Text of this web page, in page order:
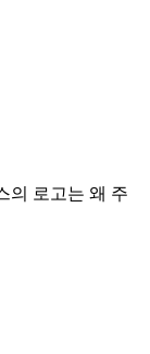
의 로고는 왜 주